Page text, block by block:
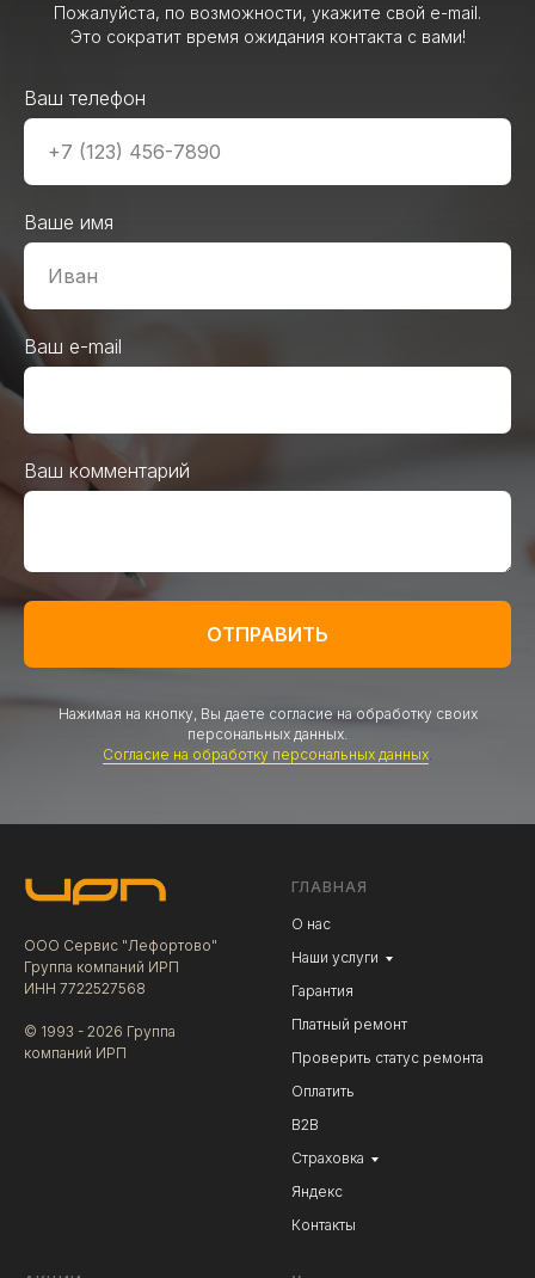
Пожалуйста, по возможности, укажите свой e-mail.
Это сократит время ожидания контакта с вами!
Ваш телефон
Ваше имя
Ваш e-mail
Ваш комментарий
ОТПРАВИТЬ
Нажимая на кнопку, Вы даете согласие на обработку своих
персональных данных.
Согласие на обработку персональных данных
ООО Сервис "Лефортово"
Группа компаний ИРП
ИНН 7722527568
© 1993 - 2026 Группа
компаний ИРП
ГЛАВНАЯ
О нас
Наши услуги
Гарантия
Платный ремонт
Проверить статус ремонта
Оплатить
В2В
Страховка
Яндекс
Контакты